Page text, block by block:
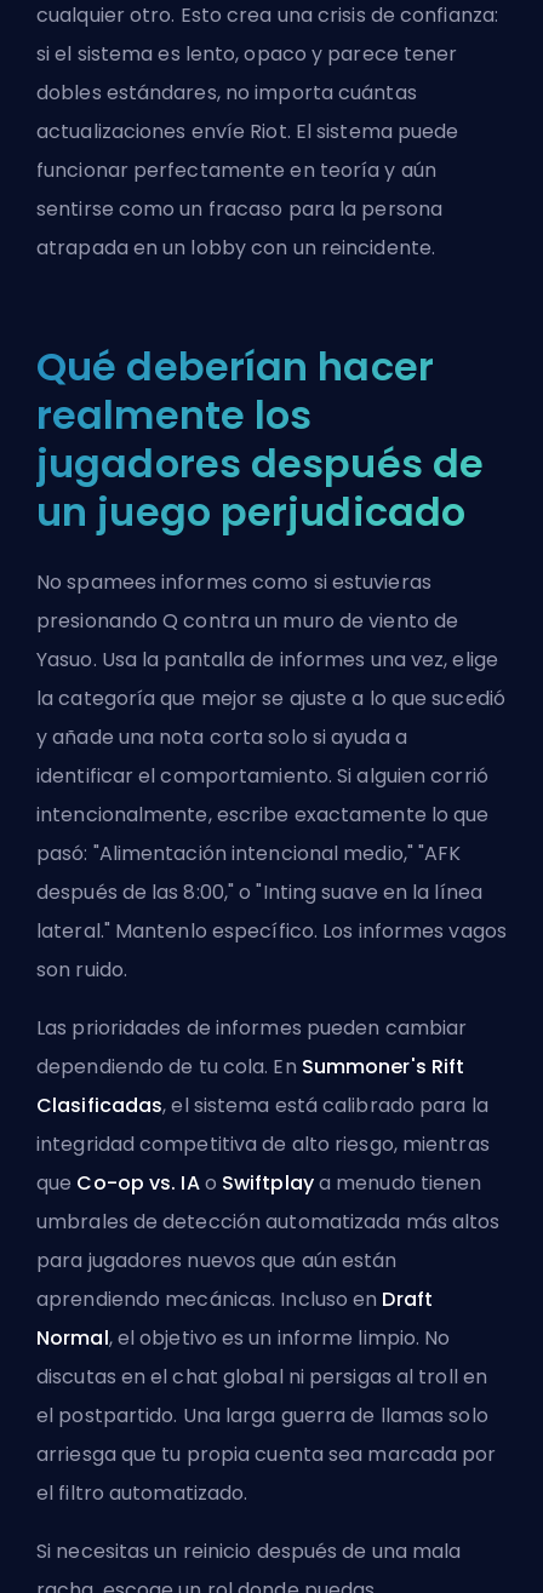
cualquier otro. Esto crea una crisis de confianza:
si el sistema es lento, opaco y parece tener
dobles estándares, no importa cuántas
actualizaciones envíe Riot. El sistema puede
funcionar perfectamente en teoría y aún
sentirse como un fracaso para la persona
atrapada en un lobby con un reincidente.
Qué deberían hacer
realmente los
jugadores después de
un juego perjudicado
No spamees informes como si estuvieras
presionando Q contra un muro de viento de
Yasuo. Usa la pantalla de informes una vez, elige
la categoría que mejor se ajuste a lo que sucedió
y añade una nota corta solo si ayuda a
identificar el comportamiento. Si alguien corrió
intencionalmente, escribe exactamente lo que
pasó: "Alimentación intencional medio," "AFK
después de las 8:00," o "Inting suave en la línea
lateral." Mantenlo específico. Los informes vagos
son ruido.
Las prioridades de informes pueden cambiar
dependiendo de tu cola. En Summoner's Rift
Clasificadas, el sistema está calibrado para la
integridad competitiva de alto riesgo, mientras
que Co-op vs. IAo Swiftplaya menudo tienen
umbrales de detección automatizada más altos
para jugadores nuevos que aún están
aprendiendo mecánicas. Incluso en Draft
Normal, el objetivo es un informe limpio. No
discutas en el chat global ni persigas al troll en
el postpartido. Una larga guerra de llamas solo
arriesga que tu propia cuenta sea marcada por
el filtro automatizado.
Si necesitas un reinicio después de una mala